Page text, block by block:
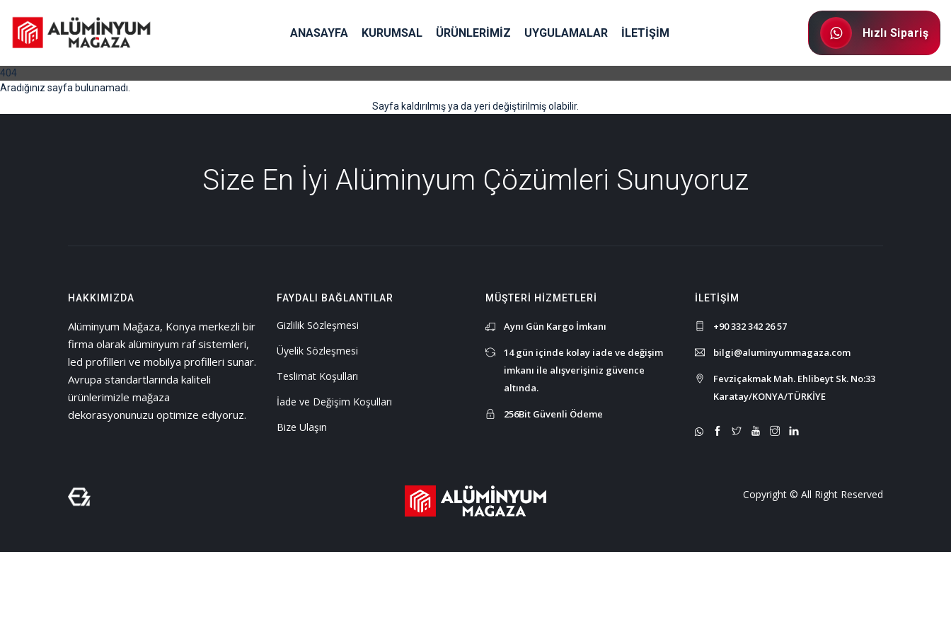
ANASAYFA KURUMSAL ÜRÜNLERİMİZ UYGULAMALAR İLETİŞİM Hızlı Sipariş
404
Aradığınız sayfa bulunamadı.
Sayfa kaldırılmış ya da yeri değiştirilmiş olabilir.
Size En İyi Alüminyum Çözümleri Sunuyoruz
HAKKIMIZDA
Alüminyum Mağaza, Konya merkezli bir
firma olarak alüminyum raf sistemleri,
led profilleri ve mobilya profilleri sunar.
Avrupa standartlarında kaliteli
ürünlerimizle mağaza
dekorasyonunuzu optimize ediyoruz.
FAYDALI BAĞLANTILAR
Gizlilik Sözleşmesi
Üyelik Sözleşmesi
Teslimat Koşulları
İade ve Değişim Koşulları
Bize Ulaşın
MÜŞTERI HIZMETLERI
Aynı Gün Kargo İmkanı
14 gün içinde kolay iade ve değişim
imkanı ile alışverişiniz güvence
altında.
256Bit Güvenli Ödeme
İLETIŞIM
+90 332 342 26 57
bilgi@aluminyummagaza.com
Fevziçakmak Mah. Ehlibeyt Sk. No:33
Karatay/KONYA/TÜRKİYE
Copyright © All Right Reserved